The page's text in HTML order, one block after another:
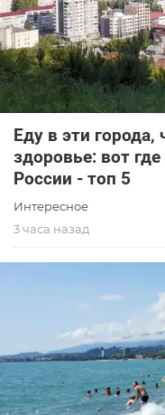
Еду в эти
здоровье: вот
России - топ 5
Интересное
3 часа назад